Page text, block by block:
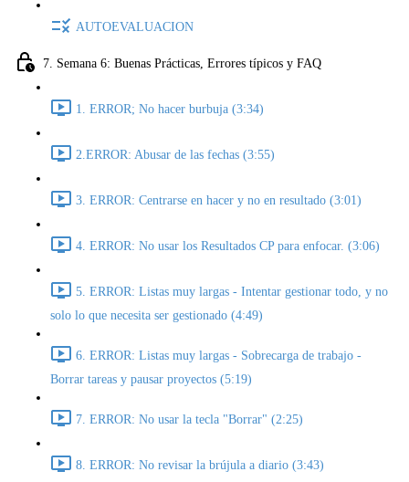
AUTOEVALUACION
7. Semana 6: Buenas Prácticas, Errores típicos y FAQ
1. ERROR; No hacer burbuja (3:34)
2.ERROR: Abusar de las fechas (3:55)
3. ERROR: Centrarse en hacer y no en resultado (3:01)
4. ERROR: No usar los Resultados CP para enfocar. (3:06)
5. ERROR: Listas muy largas - Intentar gestionar todo, y no
solo lo que necesita ser gestionado (4:49)
6. ERROR: Listas muy largas - Sobrecarga de trabajo -
Borrar tareas y pausar proyectos (5:19)
7. ERROR: No usar la tecla "Borrar" (2:25)
8. ERROR: No revisar la brújula a diario (3:43)